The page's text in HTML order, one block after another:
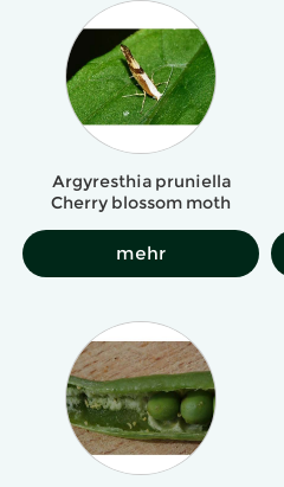
Argyresthia pruniella
Cherry blossom moth
mehr